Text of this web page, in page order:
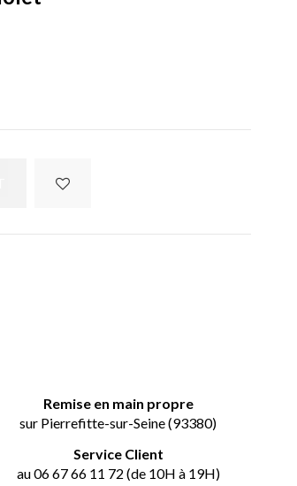
Remise en main propre
sur Pierrefitte-sur-Seine (93380)
Service Client
au 06 67 66 11 72 (de 10H à 19H)